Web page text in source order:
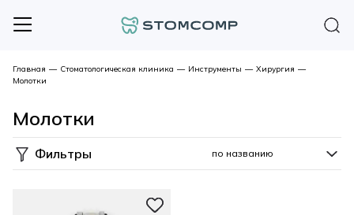
Главная — Стоматологическая клиника — Инструменты — Хирургия —
Молотки
Молотки
Фильтры